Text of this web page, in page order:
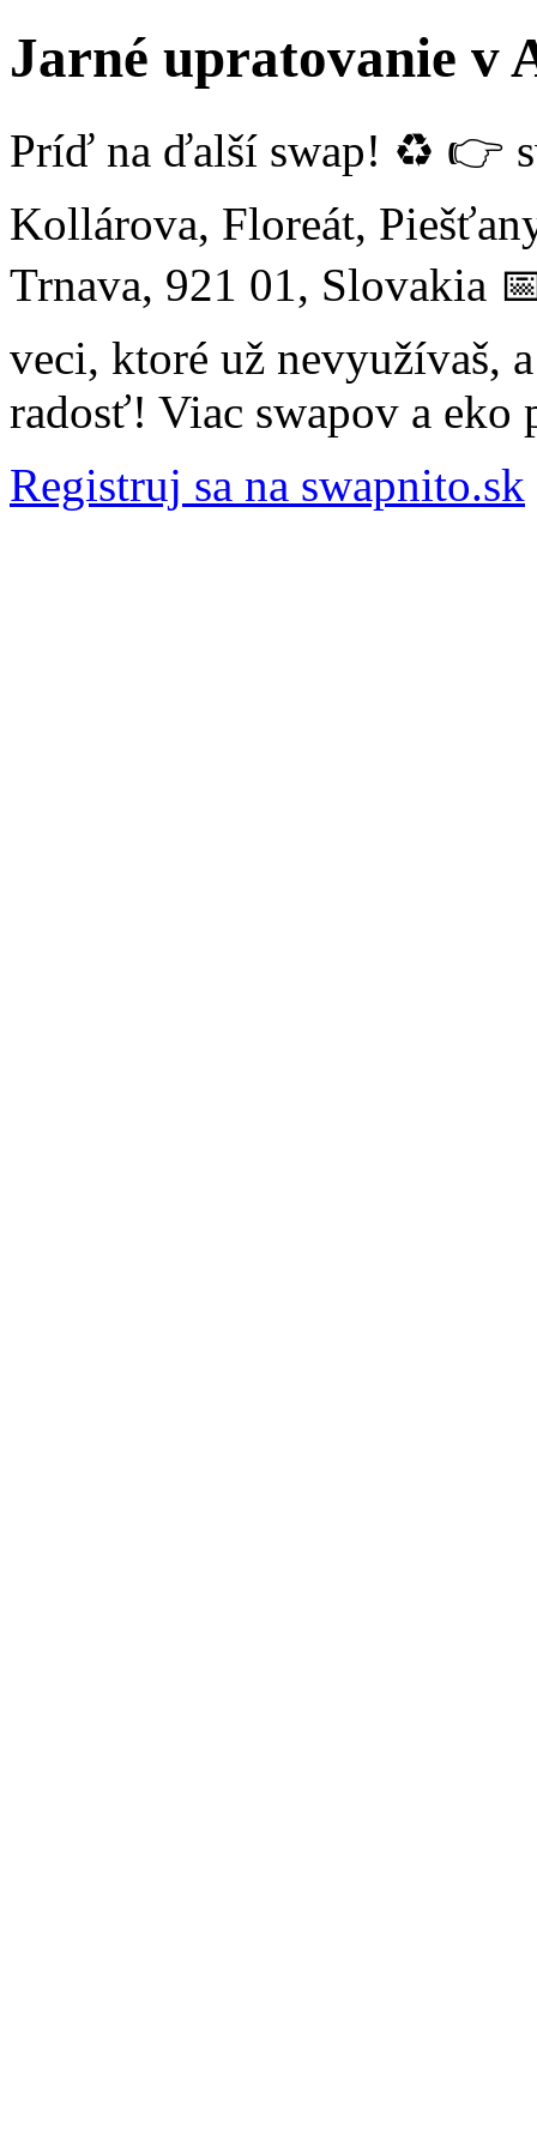
Jarné upratovanie v
Príď na ďalší swap! ♻️ 👉
Kollárova, Floreát,
Trnava, 921 01, Slovakia
veci, ktoré už nevyužívaš,
radosť! Viac swapov a eko
Registruj sa na swapnito.sk